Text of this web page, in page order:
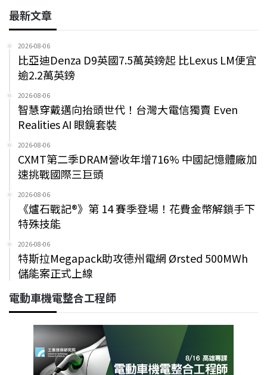
最新文章
2026-08-06
比亞迪Denza D9英國7.5萬英鎊起 比Lexus LM便宜
逾2.2萬英鎊
2026-08-06
智慧穿戴邁向抬頭世代！台灣大電信獨賣 Even
Realities AI 眼鏡套裝
2026-08-06
CXMT第二季DRAM營收年增716% 中國記憶體廠加
速挑戰國際三巨頭
2026-08-06
《爐石戰記®》第 14 賽季登場！花費金幣解鎖手下
特殊技能
2026-08-06
特斯拉Megapack助攻德州電網 Ørsted 500MWh
儲能案正式上線
電動車機電整合工程師